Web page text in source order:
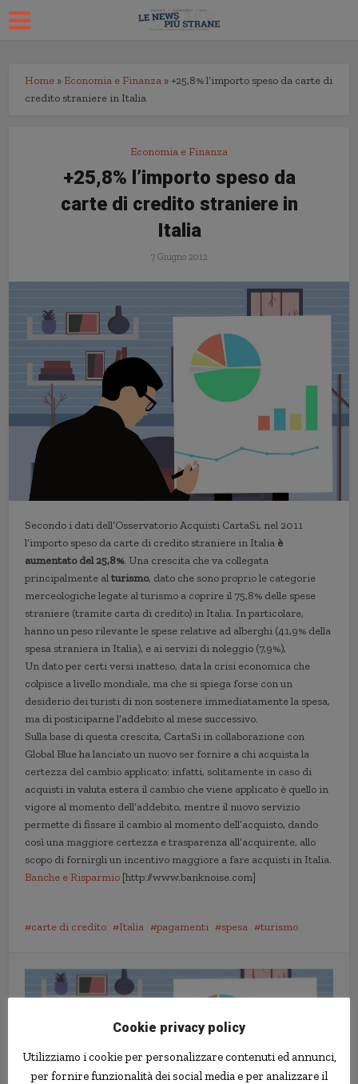
Home » Economia e Finanza » +25,8% l’importo speso da carte di
credito straniere in Italia
Economia e Finanza
+25,8% l’importo speso da
carte di credito straniere in
Italia
7 Giugno 2012
Secondo i dati dell’Osservatorio Acquisti CartaSi, nel 2011
l’importo speso da carte di credito straniere in Italia è
aumentato del 25,8%. Una crescita che va collegata
principalmente alturismo, dato che sono proprio le categorie
merceologiche legate al turismo a coprire il 75,8% delle spese
straniere (tramite carta di credito) in Italia. In particolare,
hanno un peso rilevante le spese relative ad alberghi (41,9% della
spesa straniera in Italia), e ai servizi di noleggio (7,9%),
Un dato per certi versi inatteso, data la crisi economica che
colpisce a livello mondiale, ma che si spiega forse con un
desiderio dei turisti di non sostenere immediatamente la spesa,
ma di posticiparne l’addebito al mese successivo.
Sulla base di questa crescita, CartaSi in collaborazione con
Global Blue ha lanciato un nuovo ser fornire a chi acquista la
certezza del cambio applicato: infatti, solitamente in caso di
acquisti in valuta estera il cambio che viene applicato è quello in
vigore al momento dell’addebito, mentre il nuovo servizio
permette di fissare il cambio al momento dell’acquisto, dando
così una maggiore certezza e trasparenza all’acquirente, allo
scopo di fornirgli un incentivo maggiore a fare acquisti in Italia.
Banche e Risparmio [http://www.banknoise.com]
carte di credito Italia pagamenti spesa turismo
Cookie privacy policy
Utilizziamo i cookie per personalizzare contenuti ed annunci,
per fornire funzionalità dei social media e per analizzare il